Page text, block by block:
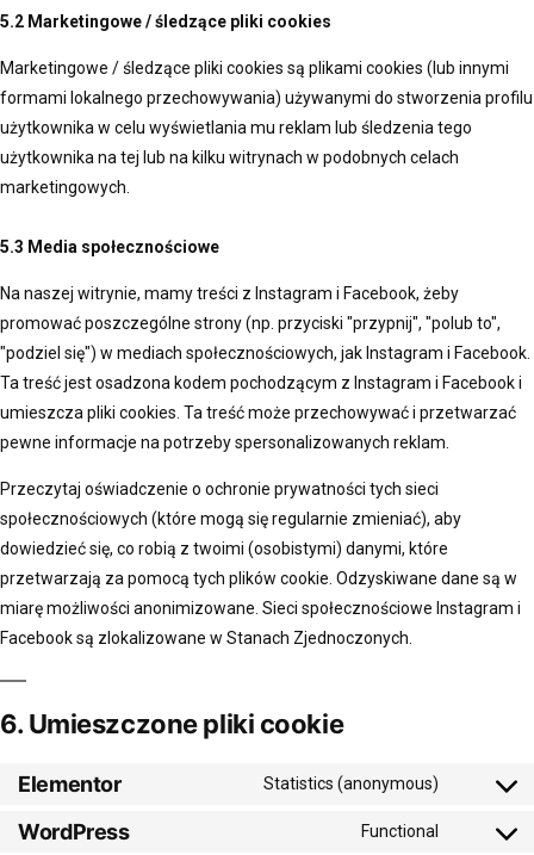
5.2 Marketingowe / śledzące pliki cookies
Marketingowe / śledzące pliki cookies są plikami cookies (lub innymi
formami lokalnego przechowywania) używanymi do stworzenia profilu
użytkownika w celu wyświetlania mu reklam lub śledzenia tego
użytkownika na tej lub na kilku witrynach w podobnych celach
marketingowych.
5.3 Media społecznościowe
Na naszej witrynie, mamy treści z Instagram i Facebook, żeby
promować poszczególne strony (np. przyciski "przypnij", "polub to",
"podziel się") w mediach społecznościowych, jak Instagram i Facebook.
Ta treść jest osadzona kodem pochodzącym z Instagram i Facebook i
umieszcza pliki cookies. Ta treść może przechowywać i przetwarzać
pewne informacje na potrzeby spersonalizowanych reklam.
Przeczytaj oświadczenie o ochronie prywatności tych sieci
społecznościowych (które mogą się regularnie zmieniać), aby
dowiedzieć się, co robią z twoimi (osobistymi) danymi, które
przetwarzają za pomocą tych plików cookie. Odzyskiwane dane są w
miarę możliwości anonimizowane. Sieci społecznościowe Instagram i
Facebook są zlokalizowane w Stanach Zjednoczonych.
6. Umieszczone pliki cookie
Elementor Statistics (anonymous)
WordPress Functional